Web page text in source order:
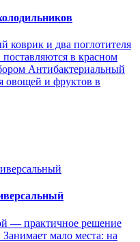
коврик и два поглотителя
в красном
Антибактериальный
овощей и фруктов в
— практичное решение
мало места: на